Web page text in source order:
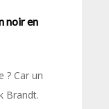
noir en
? Car un
Brandt.